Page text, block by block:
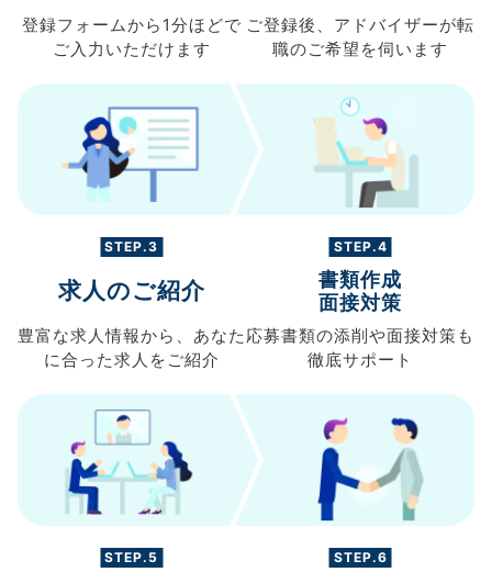
登録フォームから 1分ほどで
ご入力 いただけます
ご登録後、 アドバイザーが転
職のご希望を伺います
STEP.3
求人のご紹介
豊富な求人情報から、 あなた
に合った求人を ご紹介
STEP.4
書類作成
面接対策
応募書類の添削や面接対策も
徹底サポート
STEP.5 STEP.6